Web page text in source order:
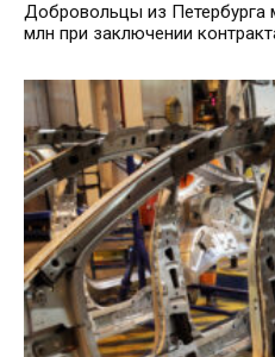
Добровольцы из Петербурга
млн при заключении